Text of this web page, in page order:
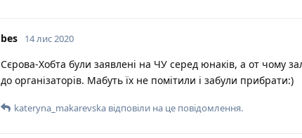
bes 14 лис 2020
Сєрова-Хобта були заявлені на ЧУ серед юнаків, а от чому
до організаторів. Мабуть їх не помітили і забули прибрати:)
kateryna_makarevska відповіли на це повідомлення.